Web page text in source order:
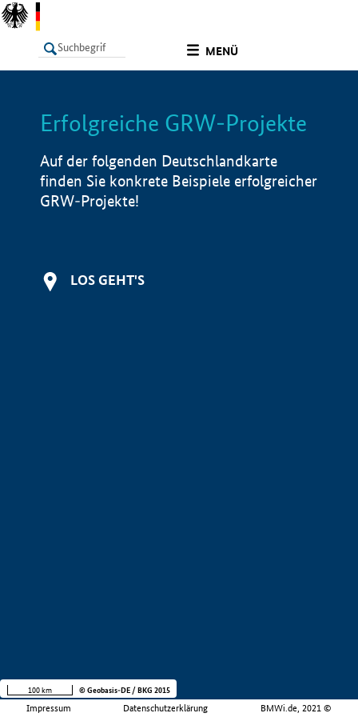
MENÜ
LISTE Info
Erfolgreiche GRW-Projekte
Auf der folgenden Deutschlandkarte
finden Sie konkrete Beispiele erfolgreicher
GRW-Projekte!
LOS GEHT'S
Impressum Datenschutzerklärung BMWi.de, 2021 ©
100 km © Geobasis-DE / BKG 2015